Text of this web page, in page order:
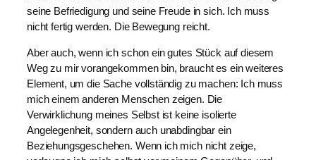
seine Befriedigung und seine Freude in sich. Ich muss
nicht fertig werden. Die Bewegung reicht.
Aber auch, wenn ich schon ein gutes Stück auf diesem
Weg zu mir vorangekommen bin, braucht es ein weiteres
Element, um die Sache vollständig zu machen: Ich muss
mich einem anderen Menschen zeigen. Die
Verwirklichung meines Selbst ist keine isolierte
Angelegenheit, sondern auch unabdingbar ein
Beziehungsgeschehen. Wenn ich mich nicht zeige,